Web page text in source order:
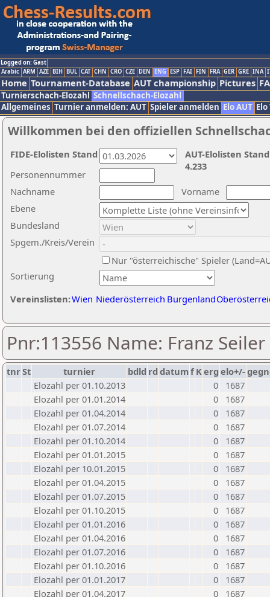
Logged on: Gast
Arabic ARM AZE BIH BUL CAT CHN CRO CZE DEN ENG ESP FAI FIN FRA GER GRE INA
Home Tournament-Database AUT championship Pictures
Turnierschach-Elozahl Schnellschach-Elozahl
Allgemeines Turnier anmelden: AUT Spieler anmelden Elo AUT
Willkommen bei den offiziellen
Nachname
Vorname
Ebene
Sortierung
Personennummer
Bundesland
Spgem./Kreis/Verein
Nur "österreichische" Spieler
Vereinslisten:Wien Niederösterreich Burgenland
AUT-Elolisten
4.233
FIDE-Elolisten Stand
Pnr:113556 Name: Franz Seiler
tnrSt turnier bdld rd datumf Kerg elo+/-
Elozahl per 01.10.2013
0
1687
Elozahl per 01.01.2014
0
1687
Elozahl per 01.04.2014
0
1687
Elozahl per 01.07.2014
0
1687
Elozahl per 01.10.2014
0
1687
Elozahl per 01.01.2015
0
1687
Elozahl per 10.01.2015
0
1687
Elozahl per 01.04.2015
0
1687
Elozahl per 01.07.2015
0
1687
Elozahl per 01.10.2015
0
1687
Elozahl per 01.01.2016
0
1687
Elozahl per 01.04.2016
0
1687
Elozahl per 01.07.2016
0
1687
Elozahl per 01.10.2016
0
1687
Elozahl per 01.01.2017
0
1687
Elozahl per 01.04.2017
0
1687